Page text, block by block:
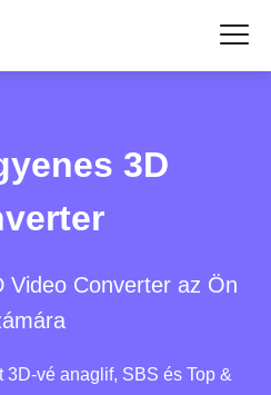
3D
Video Converter az Ön
vé anaglif, SBS és Top &